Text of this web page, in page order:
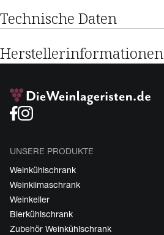
Technische Daten
Herstellerinformationen
UNSERE PRODUKTE
Weinkühlschrank
Weinklimaschrank
Weinkeller
Bierkühlschrank
Zubehör Weinkühlschrank